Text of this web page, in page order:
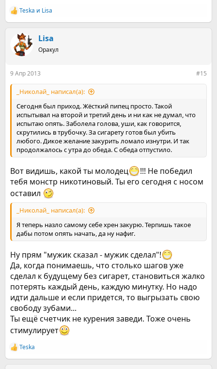
Р
е
Teska и Lisa
Lisa
Оракул
9 Апр 2013 #15
_Николай_ написал(а):
Сегодня был приход. Жёсткий пипец просто. Такой
испытывал на второй и третий день и ни как не думал, что
испытаю опять. Заболела голова, уши, как говорится,
скрутились в трубочку. За сигарету готов был убить
любого. Дикое желание закурить ломало изнутри. И так
продолжалось с утра до обеда. С обеда отпустило.
Вот видишь, какой ты молодец
!!! Не победил
тебя монстр никотиновый. Ты его сегодня с носом
оставил
_Николай_ написал(а):
Я теперь назло самому себе хрен закурю. Терпишь такое
дабы потом опять начать, да ну нафиг.
Ну прям "мужик сказал - мужик сделал"!
Да, когда понимаешь, что столько шагов уже
сделал к будущему без сигарет, становиться жалко
потерять каждый день, каждую минутку. Но надо
идти дальше и если придется, то выгрызать свою
свободу зубами...
Ты ещё счетчик не курения заведи. Тоже очень
стимулирует
Р
е
Teska